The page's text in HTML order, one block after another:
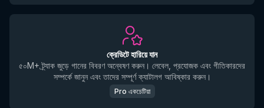
ক্রেডিটে হারিয়ে যান
৫০M+ ট্র্যাক জুড়ে গানের বিবরণ অন্বেষণ করুন। লেবেল, প্রযোজক এবং গীতিকারদের
সম্পর্কে জানুন এবং তাদের সম্পূর্ণ ক্যাটালগ আবিষ্কার করুন।
Pro একচেটিয়া